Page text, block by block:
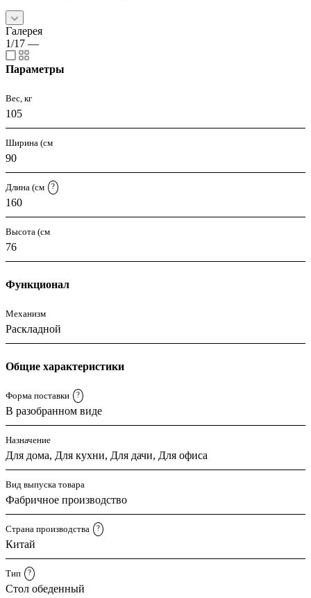
Галерея
1/17 —
Параметры
Вес, кг
105
Ширина (см
90
Длина (см ?
160
Высота (см
76
Функционал
Механизм
Раскладной
Общие характеристики
Форма поставки ?
В разобранном виде
Назначение
Для дома, Для кухни, Для дачи, Для офиса
Вид выпуска товара
Фабричное производство
Страна производства ?
Китай
Тип ?
Стол обеденный